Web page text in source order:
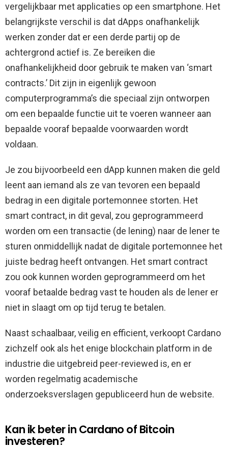
vergelijkbaar met applicaties op een smartphone. Het
belangrijkste verschil is dat dApps onafhankelijk
werken zonder dat er een derde partij op de
achtergrond actief is. Ze bereiken die
onafhankelijkheid door gebruik te maken van ‘smart
contracts.’ Dit zijn in eigenlijk gewoon
computerprogramma’s die speciaal zijn ontworpen
om een bepaalde functie uit te voeren wanneer aan
bepaalde vooraf bepaalde voorwaarden wordt
voldaan.
Je zou bijvoorbeeld een dApp kunnen maken die geld
leent aan iemand als ze van tevoren een bepaald
bedrag in een digitale portemonnee storten. Het
smart contract, in dit geval, zou geprogrammeerd
worden om een transactie (de lening) naar de lener te
sturen onmiddellijk nadat de digitale portemonnee het
juiste bedrag heeft ontvangen. Het smart contract
zou ook kunnen worden geprogrammeerd om het
vooraf betaalde bedrag vast te houden als de lener er
niet in slaagt om op tijd terug te betalen.
Naast schaalbaar, veilig en efficient, verkoopt Cardano
zichzelf ook als het enige blockchain platform in de
industrie die uitgebreid peer-reviewed is, en er
worden regelmatig academische
onderzoeksverslagen gepubliceerd hun de website.
Kan ik beter in Cardano of Bitcoin
investeren?